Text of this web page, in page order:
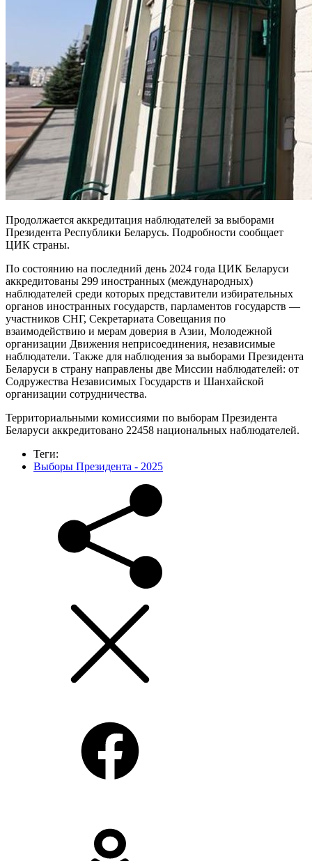
Продолжается аккредитация наблюдателей за выборами
Президента Республики Беларусь. Подробности сообщает
ЦИК страны.
По состоянию на последний день 2024 года ЦИК Беларуси
аккредитованы 299 иностранных (международных)
наблюдателей среди которых представители избирательных
органов иностранных государств, парламентов государств —
участников СНГ, Секретариата Совещания по
взаимодействию и мерам доверия в Азии, Молодежной
организации Движения неприсоединения, независимые
наблюдатели. Также для наблюдения за выборами Президента
Беларуси в страну направлены две Миссии наблюдателей: от
Содружества Независимых Государств и Шанхайской
организации сотрудничества.
Территориальными комиссиями по выборам Президента
Беларуси аккредитовано 22458 национальных наблюдателей.
Теги:
Выборы Президента - 2025